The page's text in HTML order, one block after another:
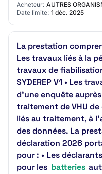
Acheteur: AUTRES
Date limite: 1 déc. 2025
La prestation
Les travaux liés à la
travaux de
SYDEREP V1 • Les
d’une enquête
traitement de VHU de
liés au traitement, à
des données. La
déclaration 2026
pour : • Les
pour les batteries